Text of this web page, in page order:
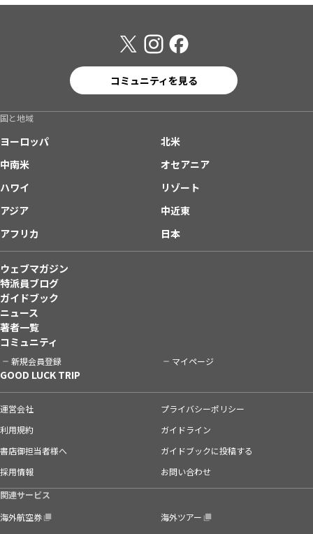
コミュニティを見る
国と地域
ヨーロッパ
北米
中南米
オセアニア
ハワイ
リゾート
アジア
中近東
アフリカ
日本
ウェブマガジン
特派員ブログ
ガイドブック
ニュース
著者一覧
コミュニティ
新規会員登録 マイページ
GOOD LUCK TRIP
運営会社
プライバシーポリシー
利用規約
ガイドライン
書店御担当者様へ
ガイドブックに投稿する
採用情報
お問い合わせ
関連サービス
海外航空券
海外ツアー